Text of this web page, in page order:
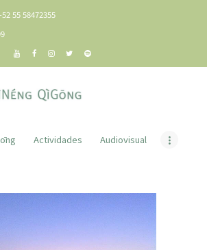
55 58472355
Actividades Audiovisual
QÌGŌNG
Todo es posible
QìGōng
Virtual